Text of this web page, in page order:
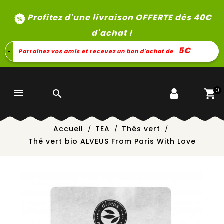
Profitez d'une livraison OFFERTE dès 40€
d'achat !
- Parrainez vos amis et recevez un bon d'achat de 5€
  0
Accueil TEA
Thés vert
Thé vert bio ALVEUS From Paris With Love